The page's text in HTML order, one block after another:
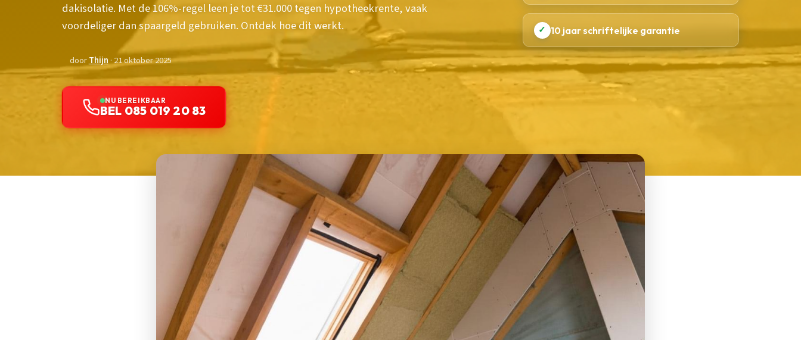
dakisolatie. Met de 106%-regel leen je tot €31.000 tegen hypotheekrente, vaak
voordeliger dan spaargeld gebruiken. Ontdek hoe dit werkt.
doorThijn · 21 oktober 2025
NU BEREIKBAAR
BEL 085 019 20 83
✓ 10 jaar schriftelijke garantie